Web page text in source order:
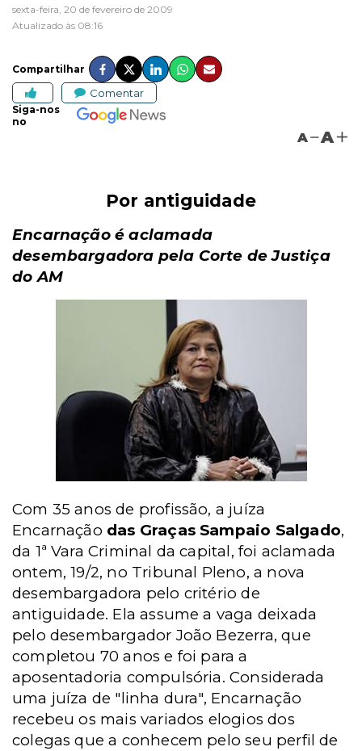
sexta-feira, 20 de fevereiro de 2009
Atualizado às 08:16
Compartilhar
Comentar
Siga-nos
no
A A
Por antiguidade
Encarnação é aclamada
desembargadora pela Corte de Justiça
do AM
Com 35 anos de profissão, a juíza
Encarnação das Graças Sampaio Salgado,
da 1ª Vara Criminal da capital, foi aclamada
ontem, 19/2, no Tribunal Pleno, a nova
desembargadora pelo critério de
antiguidade. Ela assume a vaga deixada
pelo desembargador João Bezerra, que
completou 70 anos e foi para a
aposentadoria compulsória. Considerada
uma juíza de "linha dura", Encarnação
recebeu os mais variados elogios dos
colegas que a conhecem pelo seu perfil de